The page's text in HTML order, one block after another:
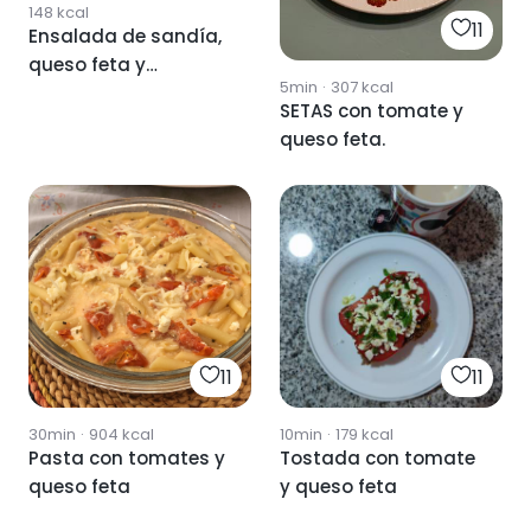
148 kcal
Ensalada de sandía,
queso feta y
11
5min · 307kcal
SETAS con tomate y
queso feta.
11
30min · 904 kcal
Pasta con tomates y
queso feta
11
10min · 179 kcal
Tostada con tomate
y queso feta